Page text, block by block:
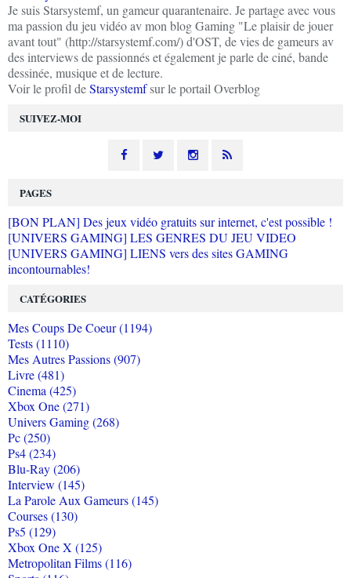
SUIVEZ-MOI
Je suis Starsystemf, un gameur quarantenaire. Je partage avec vous
ma passion du jeu vidéo av mon blog Gaming "Le plaisir de jouer
avant tout" (http://starsystemf.com/) d'OST, de vies de gameurs av
des interviews de passionnés et également je parle de ciné, bande
dessinée, musique et de lecture.
Voir le profil deStarsystemfsur le portail Overblog
PAGES
[BON PLAN] Des jeux vidéo gratuits sur internet, c'est possible !
[UNIVERS GAMING] LES GENRES DU JEU VIDEO
[UNIVERS GAMING] LIENS vers des sites GAMING
incontournables!
CATÉGORIES
Mes Coups De Coeur (1194)
Tests (1110)
Mes Autres Passions (907)
Livre (481)
Cinema (425)
Xbox One (271)
Univers Gaming (268)
Pc (250)
Ps4 (234)
Blu-Ray (206)
Interview (145)
La Parole Aux Gameurs (145)
Courses (130)
Ps5 (129)
Xbox One X (125)
Metropolitan Films (116)